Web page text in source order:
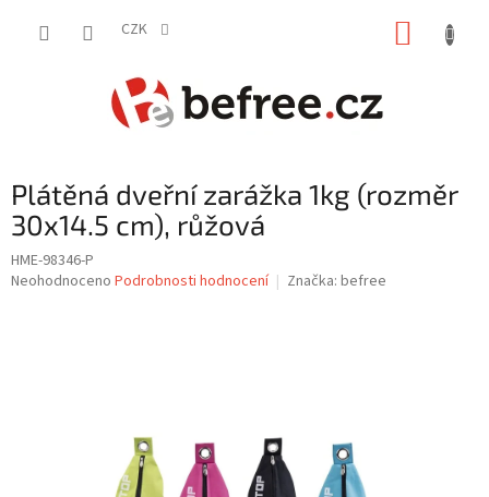
CZK
Plátěná dveřní zarážka 1kg (rozměr
30x14.5 cm), růžová
HME-98346-P
Průměrné
Neohodnoceno Podrobnosti hodnocení Značka: befree